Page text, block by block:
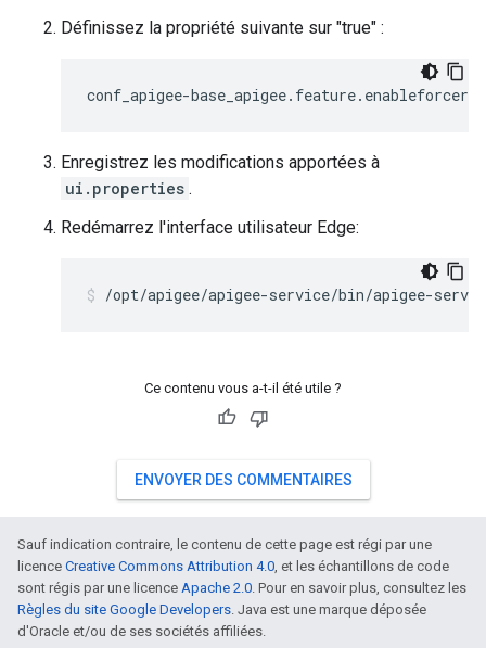
Définissez la propriété suivante sur "true" :
conf_apigee-
Enregistrez les modifications apportées à
ui.properties .
Redémarrez l'interface utilisateur Edge:
/opt/apigee/apigee-service/bin/apigee-
Ce contenu vous a-t-il été utile ?
ENVOYER DES COMMENTAIRES
Sauf indication contraire, le contenu de cette page est régi par une
licence Creative Commons Attribution 4.0, et les échantillons de code
sont régis par une licence Apache 2.0. Pour en savoir plus, consultez les
Règles du site Google Developers. Java est une marque déposée
d'Oracle et/ou de ses sociétés affiliées.